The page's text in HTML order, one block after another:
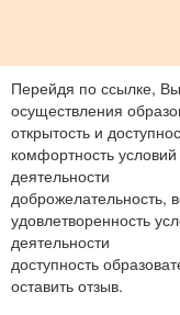
Перейдя по ссылке,
осуществления
открытость и
комфортность
деятельности
доброжелательность,
удовлетворенность
деятельности
доступность
оставить отзыв.